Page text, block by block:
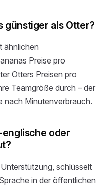
günstiger als Otter?
ähnlichen
Preise pro
Otters Preisen pro
Teamgröße durch – der
nach Minutenverbrauch.
oder
schlüsselt
in der öffentlichen